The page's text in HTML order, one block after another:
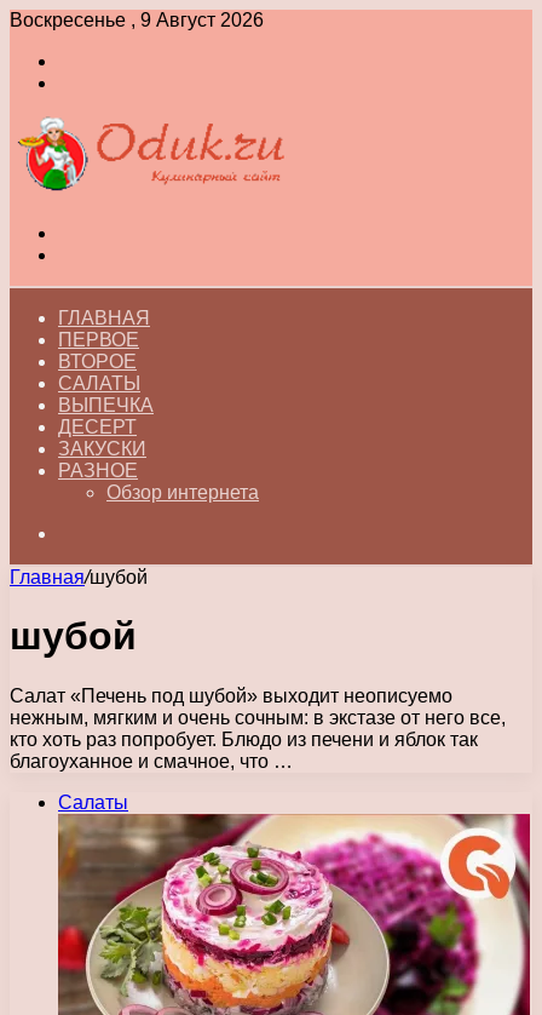
Воскресенье , 9 Август 2026
ГЛАВНАЯ
ПЕРВОЕ
ВТОРОЕ
САЛАТЫ
ВЫПЕЧКА
ДЕСЕРТ
ЗАКУСКИ
РАЗНОЕ
Обзор интернета
Главная/шубой
шубой
Салат «Печень под шубой» выходит неописуемо
нежным, мягким и очень сочным: в экстазе от него все,
кто хоть раз попробует. Блюдо из печени и яблок так
благоуханное и смачное, что …
Салаты